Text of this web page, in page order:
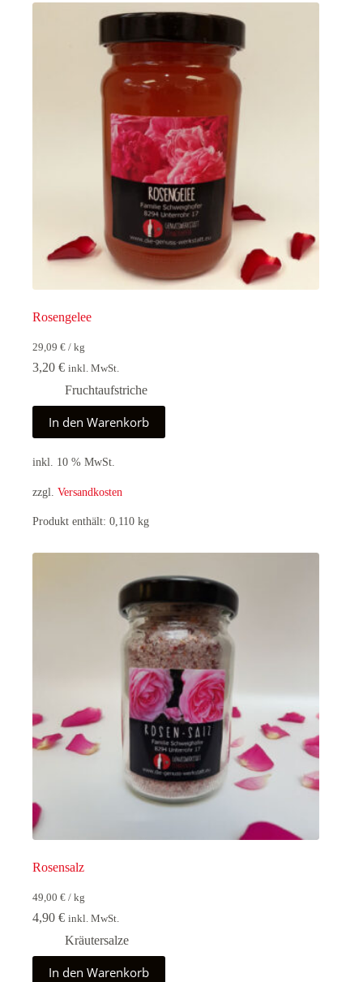
Rosengelee
29,09 € / kg
3,20 € inkl. MwSt.
Fruchtaufstriche
In den Warenkorb
inkl. 10 % MwSt.
zzgl. Versandkosten
Produkt enthält: 0,110 kg
Rosensalz
49,00 € / kg
4,90 € inkl. MwSt.
Kräutersalze
In den Warenkorb